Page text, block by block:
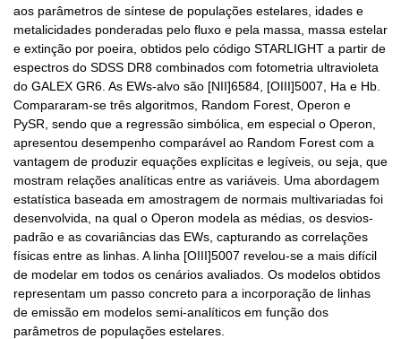
aos parâmetros de síntese de populações estelares, idades e
metalicidades ponderadas pelo fluxo e pela massa, massa estelar
e extinção por poeira, obtidos pelo código STARLIGHT a partir de
espectros do SDSS DR8 combinados com fotometria ultravioleta
do GALEX GR6. As EWs-alvo são [NII]6584, [OIII]5007, Ha e Hb.
Compararam-se três algoritmos, Random Forest, Operon e
PySR, sendo que a regressão simbólica, em especial o Operon,
apresentou desempenho comparável ao Random Forest com a
vantagem de produzir equações explícitas e legíveis, ou seja, que
mostram relações analíticas entre as variáveis. Uma abordagem
estatística baseada em amostragem de normais multivariadas foi
desenvolvida, na qual o Operon modela as médias, os desvios-
padrão e as covariâncias das EWs, capturando as correlações
físicas entre as linhas. A linha [OIII]5007 revelou-se a mais difícil
de modelar em todos os cenários avaliados. Os modelos obtidos
representam um passo concreto para a incorporação de linhas
de emissão em modelos semi-analíticos em função dos
parâmetros de populações estelares.